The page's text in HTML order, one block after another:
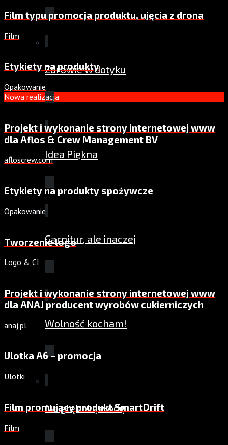
Zdrowie w dotyku
Idea Piękna
Garnitur, ale inaczej
Wolność kocham!
Na głęboką wodę
Film typu promocja produktu, ujęcia z drona
Film
Etykiety na produkty
Opakowanie
Nowa realizacja
Projekt i wykonanie strony internetowej www
dla Aflos & Crew Management BV
afloscrew.com
Etykiety na produkty spożywcze
Opakowanie
Tworzenie logo
Logo & CI
Projekt i wykonanie strony internetowej www
dla ANAJ producent wyrobów cukierniczych
anaj.pl
Ulotka A6 – promocja
Ulotki
Film promujący produkt SmartDrift
Film